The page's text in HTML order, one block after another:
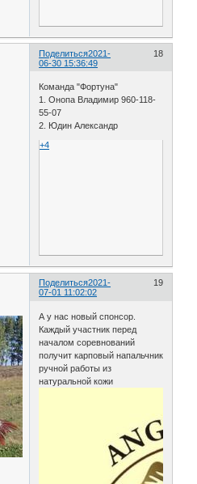
Поделиться 18
2021-
06-30 15:36:49
Команда "Фортуна"
1. Онопа Владимир 960-118-
55-07
2. Юдин Александр
+4
Поделиться 19
2021-
07-01 11:02:02
А у нас новый спонсор.
Каждый участник перед
началом соревнований
получит карповый напальчник
ручной работы из
натуральной кожи